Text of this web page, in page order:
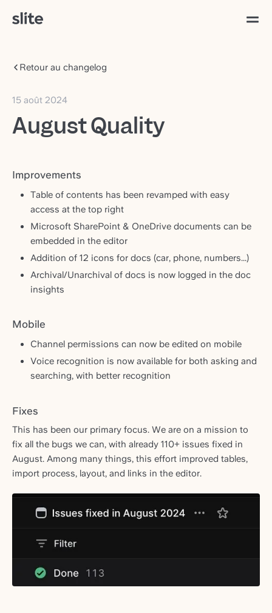
Retour au changelog
15 août 2024
August Quality
Improvements
Table of contents has been revamped with easy
access at the top right
Microsoft SharePoint & OneDrive documents can be
embedded in the editor
Addition of 12 icons for docs (car, phone, numbers...)
Archival/Unarchival of docs is now logged in the doc
insights
Mobile
Channel permissions can now be edited on mobile
Voice recognition is now available for both asking and
searching, with better recognition
Fixes
This has been our primary focus. We are on a mission to
fix all the bugs we can, with already 110+ issues fixed in
August. Among many things, this effort improved tables,
import process, layout, and links in the editor.